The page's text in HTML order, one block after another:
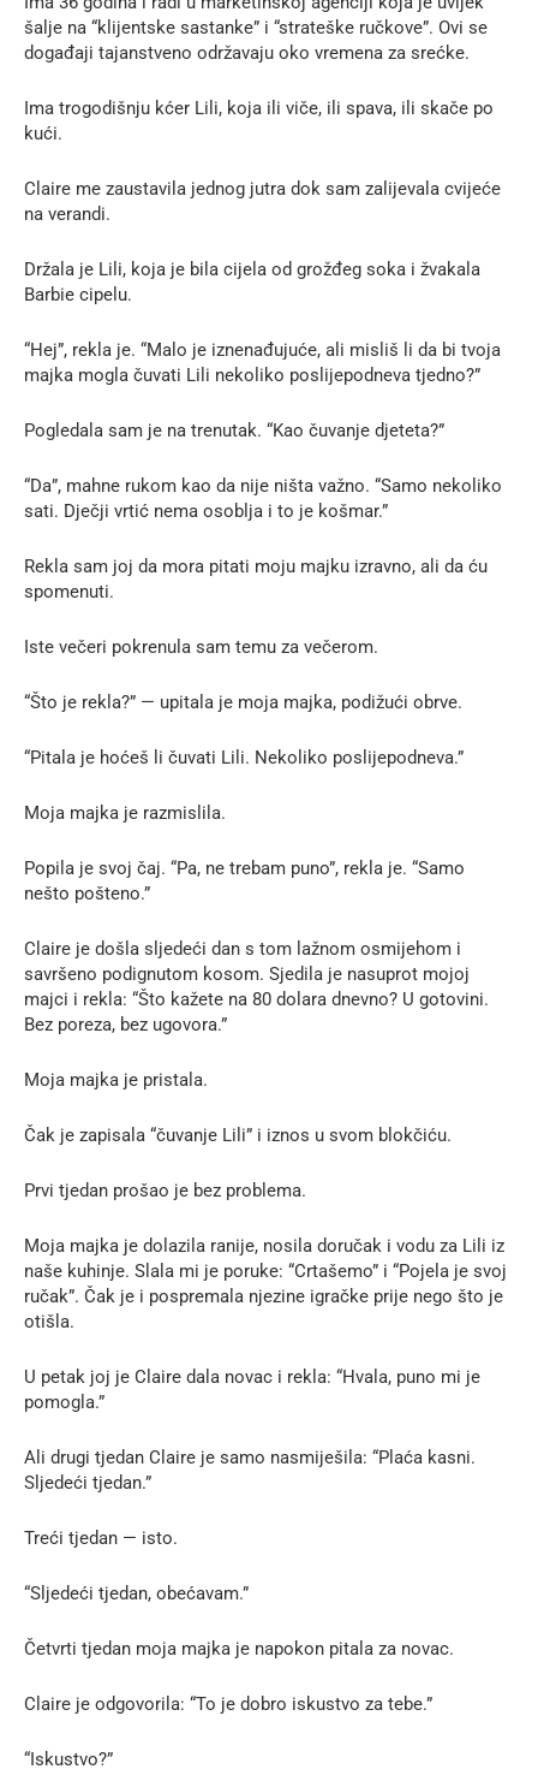
šalje na “klijentske sastanke” i “strateške ručkove”. Ovi se
događaji tajanstveno održavaju oko vremena za srećke.
Ima trogodišnju kćer Lili, koja ili viče, ili spava, ili skače po
kući.
Claire me zaustavila jednog jutra dok sam zalijevala cvijeće
na verandi.
Držala je Lili, koja je bila cijela od grožđeg soka i žvakala
Barbie cipelu.
“Hej”, rekla je. “Malo je iznenađujuće, ali misliš li da bi tvoja
majka mogla čuvati Lili nekoliko poslijepodneva tjedno?”
Pogledala sam je na trenutak. “Kao čuvanje djeteta?”
“Da”, mahne rukom kao da nije ništa važno. “Samo nekoliko
sati. Dječji vrtić nema osoblja i to je košmar.”
Rekla sam joj da mora pitati moju majku izravno, ali da ću
spomenuti.
Iste večeri pokrenula sam temu za večerom.
“Što je rekla?” — upitala je moja majka, podižući obrve.
“Pitala je hoćeš li čuvati Lili. Nekoliko poslijepodneva.”
Moja majka je razmislila.
Popila je svoj čaj. “Pa, ne trebam puno”, rekla je. “Samo
nešto pošteno.”
Claire je došla sljedeći dan s tom lažnom osmijehom i
savršeno podignutom kosom. Sjedila je nasuprot mojoj
majci i rekla: “Što kažete na 80 dolara dnevno? U gotovini.
Bez poreza, bez ugovora.”
Moja majka je pristala.
Čak je zapisala “čuvanje Lili” i iznos u svom blokčiću.
Prvi tjedan prošao je bez problema.
Moja majka je dolazila ranije, nosila doručak i vodu za Lili iz
naše kuhinje. Slala mi je poruke: “Crtašemo” i “Pojela je svoj
ručak”. Čak je i pospremala njezine igračke prije nego što je
otišla.
U petak joj je Claire dala novac i rekla: “Hvala, puno mi je
pomogla.”
Ali drugi tjedan Claire je samo nasmiješila: “Plaća kasni.
Sljedeći tjedan.”
Treći tjedan — isto.
“Sljedeći tjedan, obećavam.”
Četvrti tjedan moja majka je napokon pitala za novac.
Claire je odgovorila: “To je dobro iskustvo za tebe.”
“Iskustvo?”